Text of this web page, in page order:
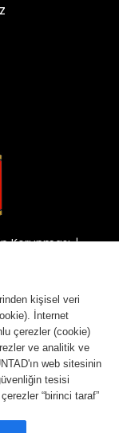
Korunması
saklıdır.
kişisel veri
İnternet
çerezler (cookie)
ve analitik ve
web sitesinin
tesisi
“birinci taraf”